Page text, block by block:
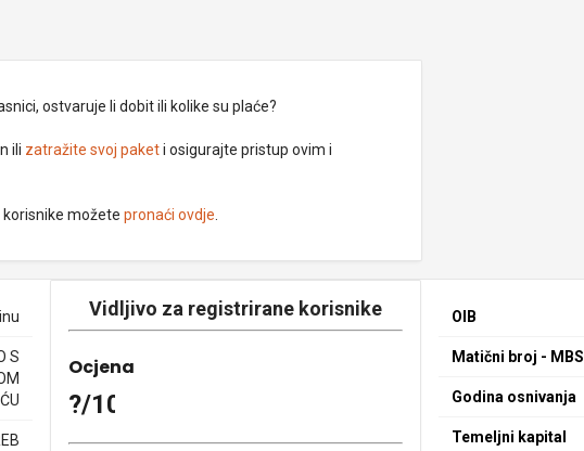
ostvaruje li dobit ili kolike su plaće?
ili zatražite svoj paketi osigurajte pristup ovim i
korisnike možetepronaći ovdje
S
Vidljivo za registrirane korisnike
Ocjena
?/10
OIB
Matični broj - MBS
Godina osnivanja
Temeljni kapital